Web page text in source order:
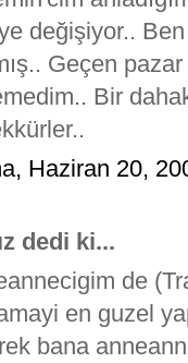
değişiyor..
Geçen
Bir
Haziran 20,
dedi ki...
de
en guzel
bana